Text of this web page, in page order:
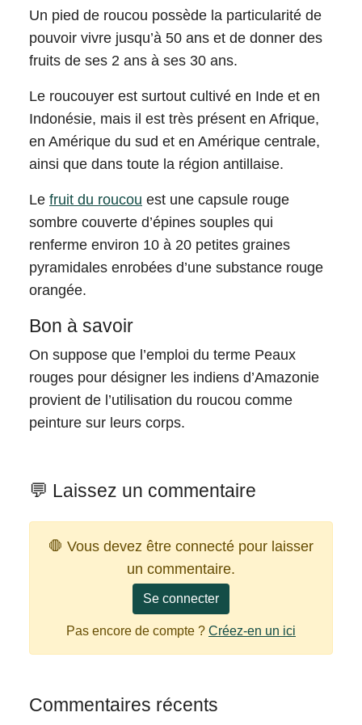
Un pied de roucou possède la particularité de
pouvoir vivre jusqu’à 50 ans et de donner des
fruits de ses 2 ans à ses 30 ans.
Le roucouyer est surtout cultivé en Inde et en
Indonésie, mais il est très présent en Afrique,
en Amérique du sud et en Amérique centrale,
ainsi que dans toute la région antillaise.
Le fruit du roucou est une capsule rouge
sombre couverte d’épines souples qui
renferme environ 10 à 20 petites graines
pyramidales enrobées d’une substance rouge
orangée.
Bon à savoir
On suppose que l’emploi du terme Peaux
rouges pour désigner les indiens d’Amazonie
provient de l’utilisation du roucou comme
peinture sur leurs corps.
💬 Laissez un commentaire
🛑 Vous devez être connecté pour laisser
un commentaire.
Se connecter
Pas encore de compte ? Créez-en un ici
Commentaires récents